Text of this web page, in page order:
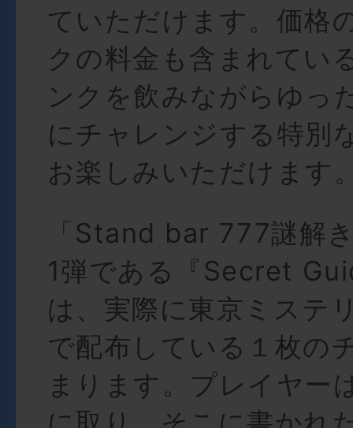
ていただけます。価格
クの料金も含まれてい
ンクを飲みながらゆっ
にチャレンジする特別
お楽しみいただけます
「Stand bar 777謎解
1弾である『Secret
は、実際に東京ミステ
で配布している１枚の
まります。プレイヤー